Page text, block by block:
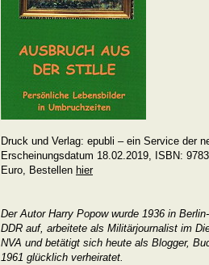
Druck und Verlag: epubli – ein Service der
Erscheinungsdatum 18.02.2019, ISBN:
Euro, Bestellen hier
Der Autor Harry Popow wurde 1936 in
DDR auf, arbeitete als Militärjournalist im
NVA und betätigt sich heute als Blogger,
1961 glücklich verheiratet.